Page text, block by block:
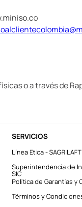
o a través de
SERVICIOS
Línea Etica - SAGRILAFT
Superintendencia de
SIC
Política de Garantías y
Términos y